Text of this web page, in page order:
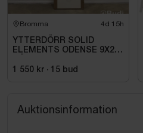
Bromma 4d 15h
YTTERDÖRR SOLID
ELEMENTS ODENSE 9X20
1 550 kr · 15 bud
Auktionsinformation